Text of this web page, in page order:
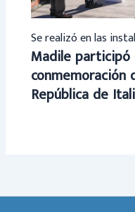
Se realizó en las
Madile
conmemoración
República de